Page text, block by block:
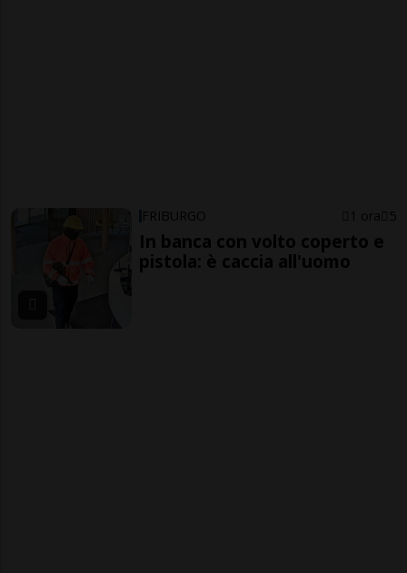
FRIBURGO 1 ora 5
In banca con volto coperto e
pistola: è caccia all'uomo